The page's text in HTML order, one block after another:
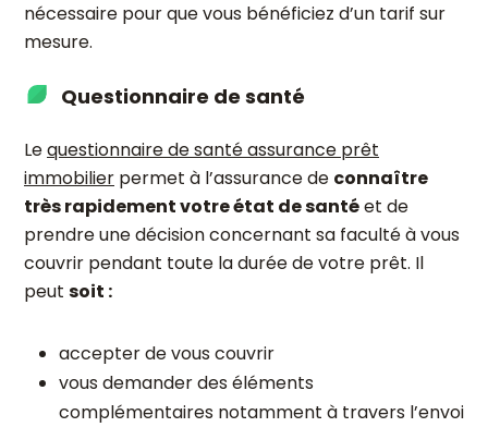
nécessaire pour que vous bénéficiez d’un tarif sur
mesure.
Questionnaire de santé
Lequestionnaire de santé assurance prêt
immobilier permet à l’assurance de connaître
très rapidement votre état de santéet de
prendre une décision concernant sa faculté à vous
couvrir pendant toute la durée de votre prêt. Il
peut soit :
accepter de vous couvrir
vous demander des éléments
complémentaires notamment à travers l’envoi